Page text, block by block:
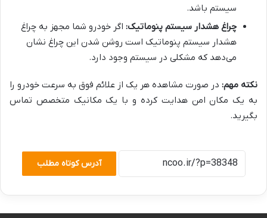
سیستم باشد.
چراغ هشدار سیستم پنوماتیک: اگر خودرو شما مجهز به چراغ
هشدار سیستم پنوماتیک است روشن شدن این چراغ نشان
می‌دهد که مشکلی در سیستم وجود دارد.
نکته مهم: در صورت مشاهده هر یک از علائم فوق به سرعت خودرو را
به یک مکان امن هدایت کرده و با یک مکانیک متخصص تماس
بگیرید.
آدرس کوتاه مطلب